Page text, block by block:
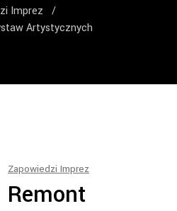
Imprez
/
Artystycznych
Zapowiedzi Imprez
Remont